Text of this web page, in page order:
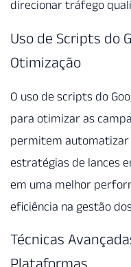
direcionar tráfego
Uso de Scripts do
Otimização
O uso de scripts do
para otimizar as
permitem
estratégias de lances
em uma melhor
eficiência na gestão
Técnicas
Plataformas